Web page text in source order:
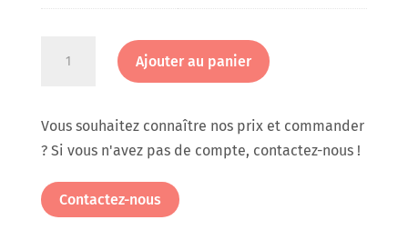
à
café
8Cl
double
Ajouter au panier
Vous souhaitez connaître nos prix et commander
? Si vous n'avez pas de compte, contactez-nous !
Contactez-nous